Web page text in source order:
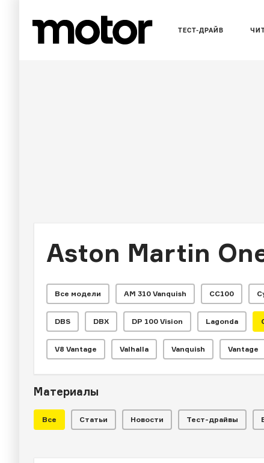
ТЕСТ-ДРАЙВ
Aston Martin
Все модели AM 310 Vanquish CC100
DBS DBX DP 100 Vision Lagonda
V8 Vantage Valhalla Vanquish Vantage
Материалы
Все Статьи Новости Тест-драйвы
НОВОСТИ
За редкий
в России
миллиона
Тираж двухдверки составил 77